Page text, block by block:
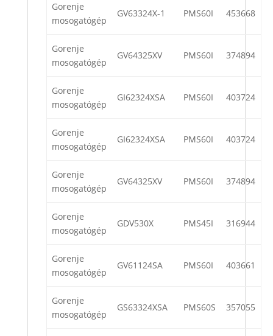
Gorenje
mosogatógép
GV63324X-1 PMS60I 453668
Gorenje
mosogatógép
GV64325XV PMS60I 374894
Gorenje
mosogatógép
GI62324XSA PMS60I 403724
Gorenje
mosogatógép
GI62324XSA PMS60I 403724
Gorenje
mosogatógép
GV64325XV PMS60I 374894
Gorenje
mosogatógép
GDV530X PMS45I 316944
Gorenje
mosogatógép
GV61124SA PMS60I 403661
Gorenje
mosogatógép
GS63324XSA PMS60S 357055